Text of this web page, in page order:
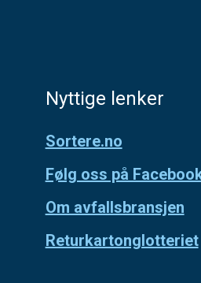
Nyttige lenker
Sortere.no
Følg oss på
Om avfallsbransjen
Returkartonglotteriet